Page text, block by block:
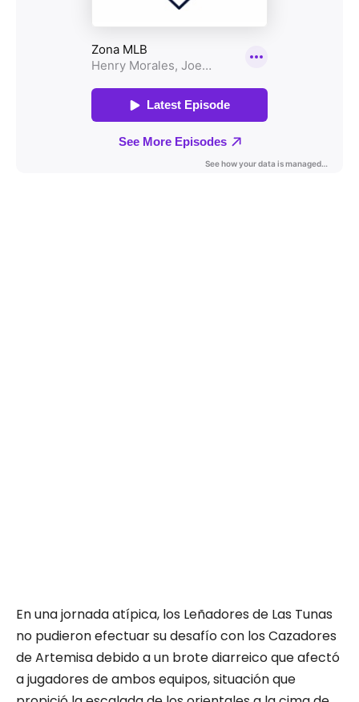
En una jornada atípica, los Leñadores de Las Tunas
no pudieron efectuar su desafío con los Cazadores
de Artemisa debido a un brote diarreico que afectó
a jugadores de ambos equipos, situación que